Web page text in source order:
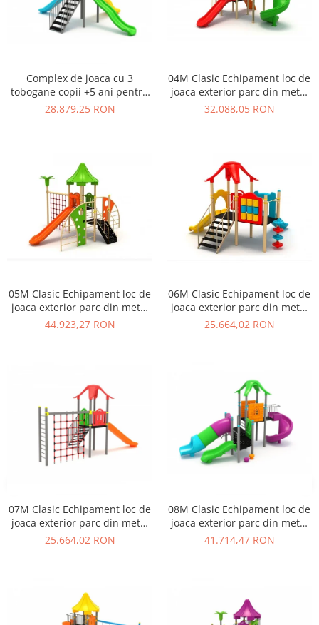
Ghivece de exterior
Ghivece din beton
Stalpi / bolarzi de delimitare
pentru trotuar
Cismea stradala / gradina
Magazie pubele / tomberoane
Mobilier urban DIZABILITATI
Complex de joaca cu 3
tobogane copii +5 ani pentru
loc de joaca - 03M
28.879,25 RON
04M Clasic Echipament loc de
joaca exterior parc din metal
cu Scara 2 Tobogane si
32.088,05 RON
05M Clasic Echipament loc de
joaca exterior parc din metal
cu Scara Tobogan si
44.923,27 RON
06M Clasic Echipament loc de
joaca exterior parc din metal
cu Scara 3 Tobogane
25.664,02 RON
07M Clasic Echipament loc de
joaca exterior parc din metal
cu Scara Tobogan si
25.664,02 RON
08M Clasic Echipament loc de
joaca exterior parc din metal
cu 3 Tobogane si Cataratoare
41.714,47 RON